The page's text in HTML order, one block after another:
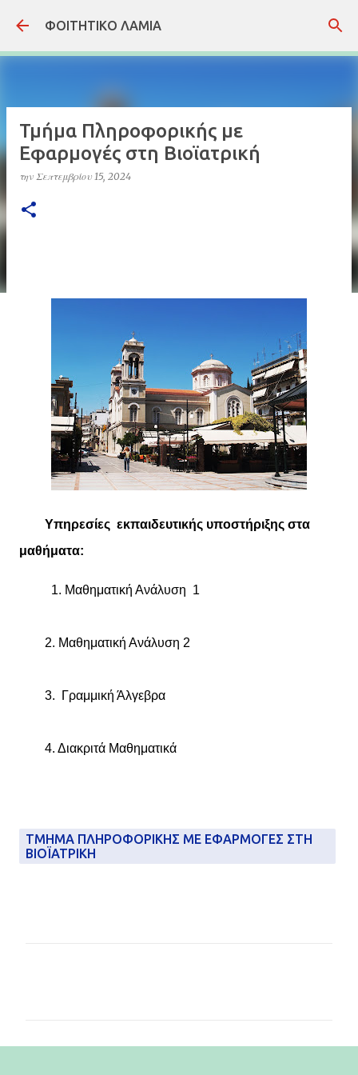
Μετάβαση στο κύριο περιεχόμενο
ΦΟΙΤΗΤΙΚΟ ΛΑΜΙΑ
Τμήμα Πληροφορικής με
Εφαρμογές στη Βιοϊατρική
την Σεπτεμβρίου 15, 2024
Υπηρεσίες εκπαιδευτικής υποστήριξης στα
μαθήματα:
1. Μαθηματική Ανάλυση 1
2. Μαθηματική Ανάλυση 2
3. Γραμμική Άλγεβρα
4. Διακριτά Μαθηματικά
ΤΜΉΜΑ ΠΛΗΡΟΦΟΡΙΚΉΣ ΜΕ ΕΦΑΡΜΟΓΈΣ ΣΤΗ
ΒΙΟΪΑΤΡΙΚΉ